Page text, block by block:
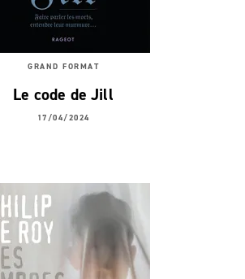
GRAND FORMAT
Le code de Jill
17/04/2024